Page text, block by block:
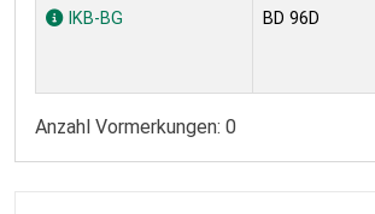
Exemplare
IKB-BG BD 96D
Anzahl Vormerkungen: 0